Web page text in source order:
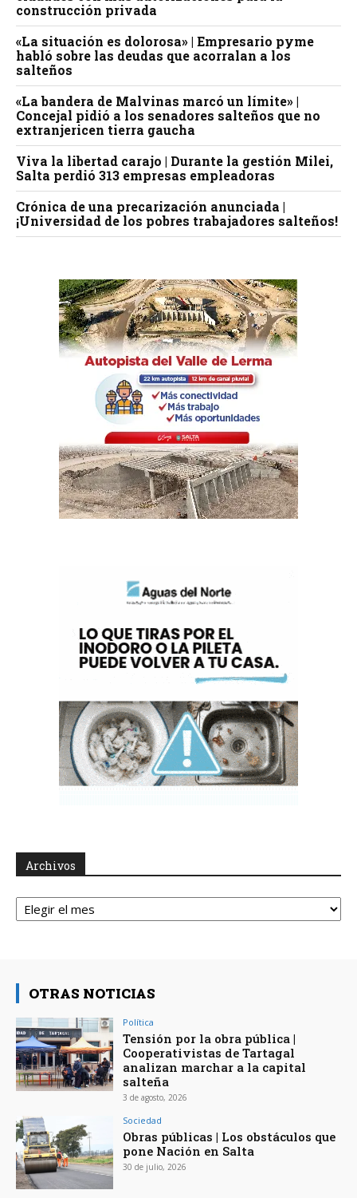
construcción privada
«La situación es dolorosa» | Empresario pyme
habló sobre las deudas que acorralan a los
salteños
«La bandera de Malvinas marcó un límite» |
Concejal pidió a los senadores salteños que no
extranjericen tierra gaucha
Viva la libertad carajo | Durante la gestión Milei,
Salta perdió 313 empresas empleadoras
Crónica de una precarización anunciada |
¡Universidad de los pobres trabajadores salteños!
Archivos
Archivos
OTRAS NOTICIAS
Política
Tensión por la obra pública |
Cooperativistas de Tartagal
analizan marchar a la capital
salteña
3 de agosto, 2026
Sociedad
Obras públicas | Los obstáculos que
pone Nación en Salta
30 de julio, 2026